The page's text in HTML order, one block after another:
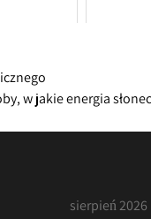
w jakie energia
sierpień 2026